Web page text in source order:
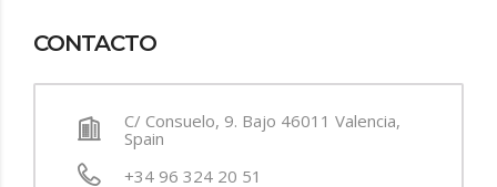
CONTACTO
C/ Consuelo, 9. Bajo 46011 Valencia,
Spain
+34 96 324 20 51